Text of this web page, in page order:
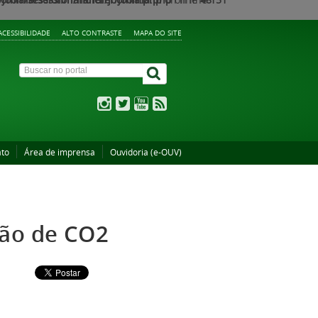
ALTO CONTRASTE MAPA DO SITE
Área de imprensa Ouvidoria (e-OUV)
de CO2